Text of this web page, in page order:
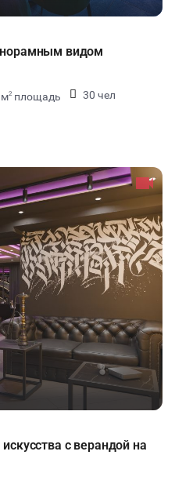
видом
м2 площадь
30 чел
с верандой на